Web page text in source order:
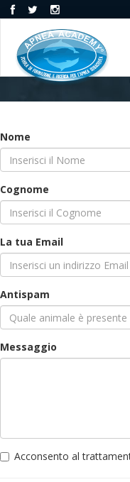
Nome
Cognome
La tua Email
Antispam
Messaggio
Acconsento al